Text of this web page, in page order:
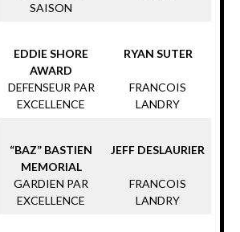
SAISON
EDDIE SHORE
AWARD
DEFENSEUR PAR
EXCELLENCE
RYAN SUTER
FRANCOIS
LANDRY
“BAZ” BASTIEN
MEMORIAL
GARDIEN PAR
EXCELLENCE
JEFF DESLAURIER
FRANCOIS
LANDRY